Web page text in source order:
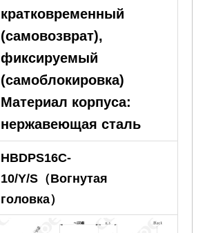
кратковременный
(самовозврат),
фиксируемый
(самоблокировка)
Материал корпуса:
нержавеющая сталь
HBDPS16C-
10/Y/S（Вогнутая
головка）